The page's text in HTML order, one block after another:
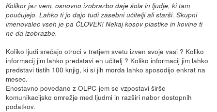
Kolikor jaz vem, osnovno izobrazbo daje šola in ljudje, ki tam
poučujejo. Lahko ti jo dajo tudi zasebni učitelji ali starši. Skupni
imenovalec vseh je pa ČLOVEK! Nekaj kosov plastike in kovine ti
ne da izobrazbe.
Koliko ljudi srečajo otroci v tretjem svetu izven svoje vasi ? Koliko
informacij jim lahko predstavi en učitelj ? Koliko informacij jim lahko
predstavi tistih 100 knjig, ki si jih morda lahko sposodijo enkrat na
mesec.
Enostavno povedano z OLPC-jem se vzpostavi širše
komunikacijsko omrežje med ljudmi in razširi nabor dostopnih
podatkov.